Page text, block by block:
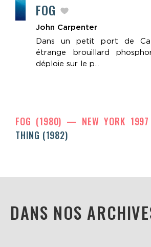
FOG
John Carpenter
Dans un petit port de
étrange brouillard
déploie sur le p...
FOG (1980) NEW YORK
THING (1982)
DANS NOS